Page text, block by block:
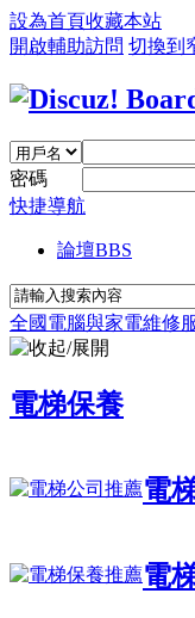
設為首頁收藏本站
開啟輔助訪問 切換到
密碼
快捷導航
論壇BBS
全國電腦與家電維修
電梯保養
電
電